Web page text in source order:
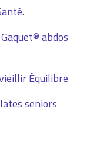
abdos
Équilibre
seniors